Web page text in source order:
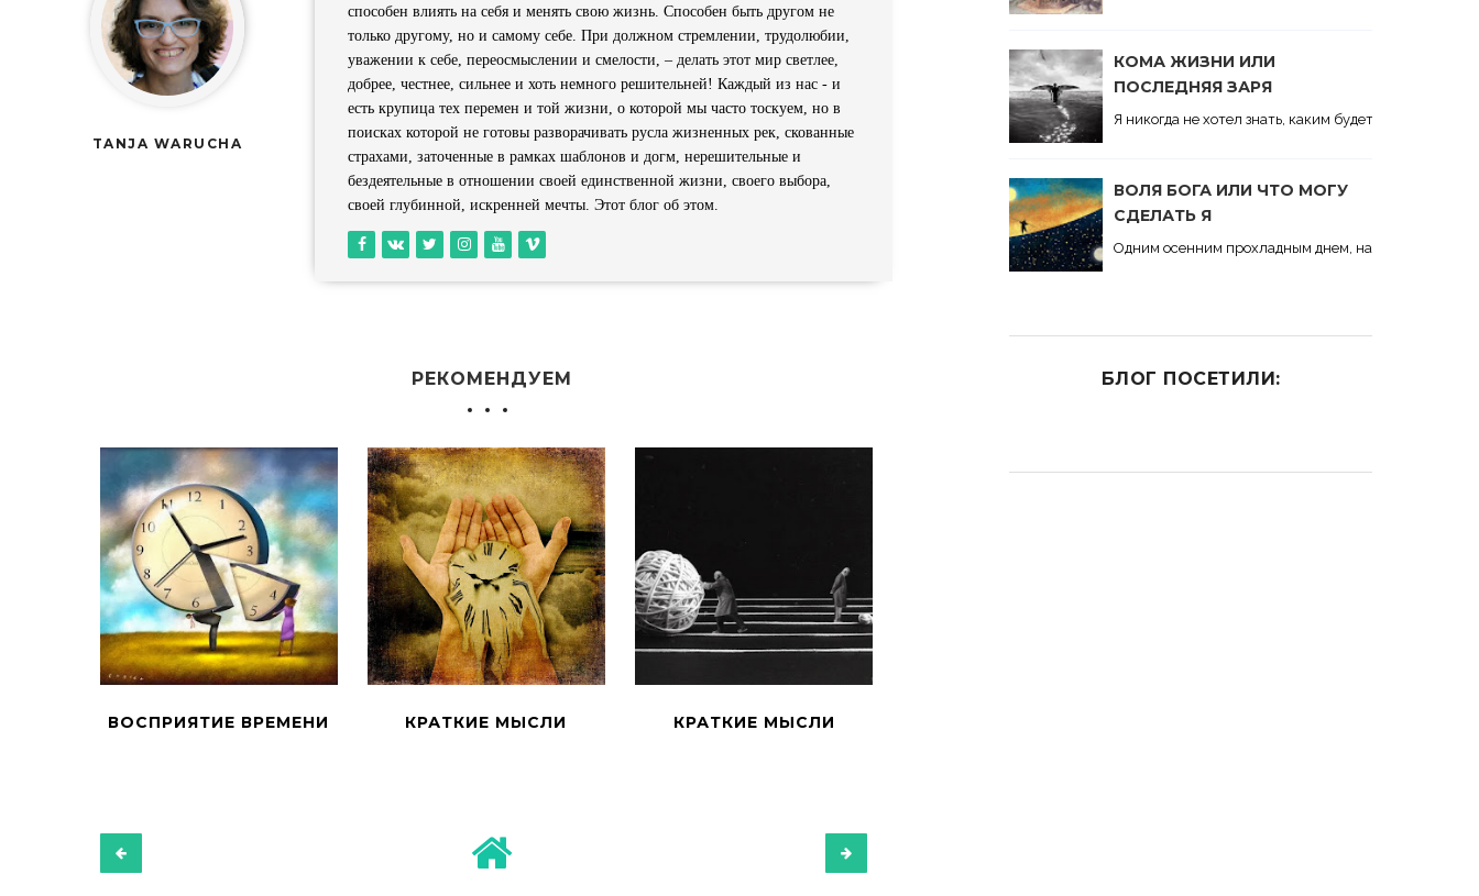
TANJA WARUCHA
способен влиять на себя и менять свою жизнь. Способен быть другом не
только другому, но и самому себе. При должном стремлении, трудолюбии,
уважении к себе, переосмыслении и смелости, – делать этот мир светлее,
добрее, честнее, сильнее и хоть немного решительней! Каждый из нас - и
есть крупица тех перемен и той жизни, о которой мы часто тоскуем, но в
поисках которой не готовы разворачивать русла жизненных рек, скованные
страхами, заточенные в рамках шаблонов и догм, нерешительные и
бездеятельные в отношении своей единственной жизни, своего выбора,
своей глубинной, искренней мечты. Этот блог об этом.
РЕКОМЕНДУЕМ
ВОСПРИЯТИЕ ВРЕМЕНИ КРАТКИЕ МЫСЛИ КРАТКИЕ МЫСЛИ
КОМА ЖИЗНИ ИЛИ
ПОСЛЕДНЯЯ ЗАРЯ
Я никогда не хотел знать, каким будет последний
ВОЛЯ БОГА ИЛИ ЧТО МОГУ
СДЕЛАТЬ Я
Одним осенним прохладным днем, на улице человек
БЛОГ ПОСЕТИЛИ: